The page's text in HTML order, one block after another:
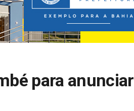
para anunciar